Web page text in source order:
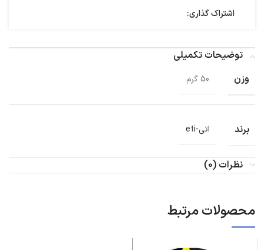
اشتراک گذاری:
توضیحات تکمیلی
وزن
50 گرم
برند اتی-eti
نظرات (0)
محصولات مرتبط